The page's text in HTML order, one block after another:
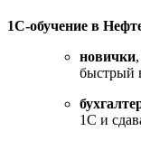
1С-обучение в
новички
быстрый
1С и